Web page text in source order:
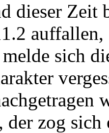
dieser Zeit
sich
der zog